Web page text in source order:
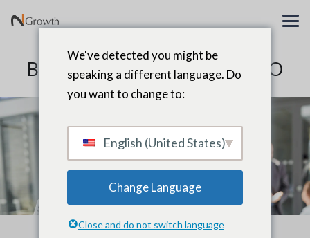
Búsqueda de ejecutivos de CEO
We've detected you might be
speaking a different language. Do
you want to change to:
English (United States)
Change Language
Close and do not switch language